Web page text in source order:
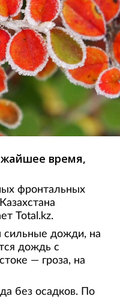
время,
фронтальных
Total.kz.
сильные дожди, на
дождь с
— гроза, на
без осадков. По